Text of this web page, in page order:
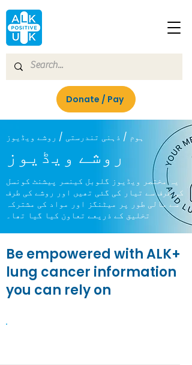
Donate / Pay
ہوم / ذہنی تندرستی / روشے ویڈیوز
روشے ویڈیوز
یہ مختصر ویڈیوز گلوبل کینسر پیشنٹ کونسل
کی طرف سے تیار کی گئی تھیں اور روشے کی طرف
سے مالی طور پر میٹنگز اور مواد کی مشترکہ
تخلیق کے ذریعے تعاون کیا گیا تھا۔
Be empowered with ALK+
lung cancer information
you can rely on